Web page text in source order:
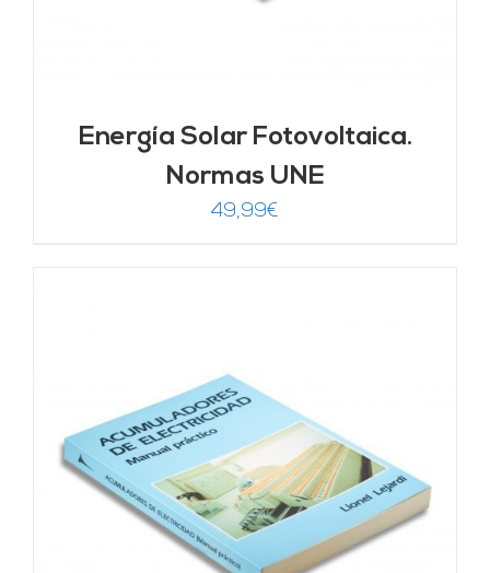
Energía Solar Fotovoltaica.
Normas UNE
49,99€